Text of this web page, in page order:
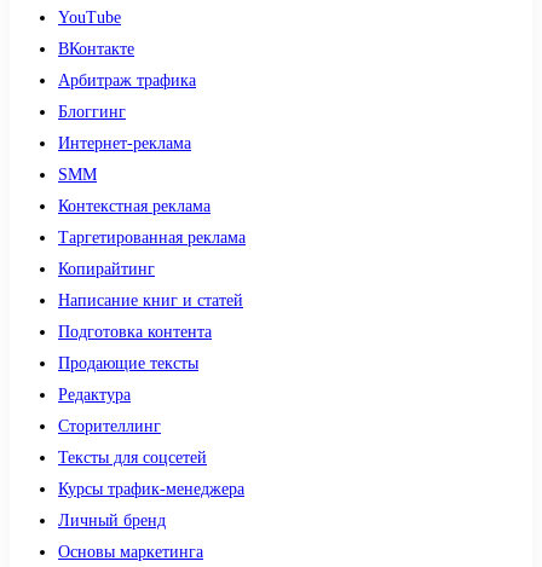
YouTube
ВКонтакте
Арбитраж трафика
Блоггинг
Интернет-реклама
SMM
Контекстная реклама
Таргетированная реклама
Копирайтинг
Написание книг и статей
Подготовка контента
Продающие тексты
Редактура
Сторителлинг
Тексты для соцсетей
Курсы трафик-менеджера
Личный бренд
Основы маркетинга